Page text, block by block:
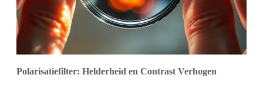
Polarisatiefilter: Helderheid en Contrast Verhogen